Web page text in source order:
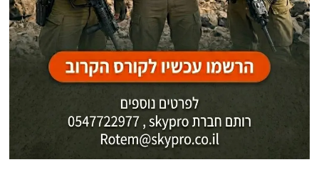
אודות
אתר החדשות נציב.נט מבצע איסוף ועיבוד של מידע ממקורות המודיעין הגלוי
(רשתות חברתיות, עיתונות, עדויות מקומיות ועוד) על מנת להביא את תמונת
המצב המקיפה והמדויקת ביותר של השטח.